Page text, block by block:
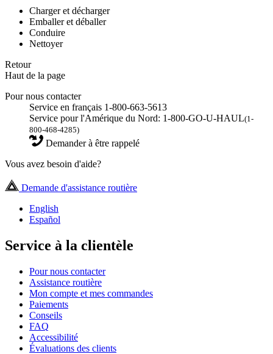
Charger et décharger
Emballer et déballer
Conduire
Nettoyer
Retour
Haut de la page
Pour nous contacter
Service en français 1-800-663-5613
Service pour l'Amérique du Nord: 1-800-GO-U-HAUL(1-
800-468-4285)
Demander à être rappelé
Vous avez besoin d'aide?
Demande d'assistance routière
English
Español
Service à la clientèle
Pour nous contacter
Assistance routière
Mon compte et mes commandes
Paiements
Conseils
FAQ
Accessibilité
Évaluations des clients